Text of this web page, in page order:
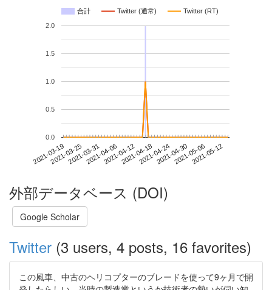
合計 Twitter (通常) Twitter (RT)
2021-03-192021-03-252021-03-312021-04-062021-04-122021-04-182021-04-242021-04-302021-05-062021-05-12
0.0
0.5
1.0
1.5
2.0
外部データベース (DOI)
Google Scholar
Twitter (3 users, 4 posts, 16 favorites)
この風車、中古のヘリコプターのブレードを使って9ヶ月で開